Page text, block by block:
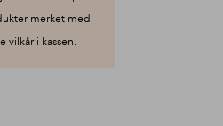
merket med
vilkår i kassen.